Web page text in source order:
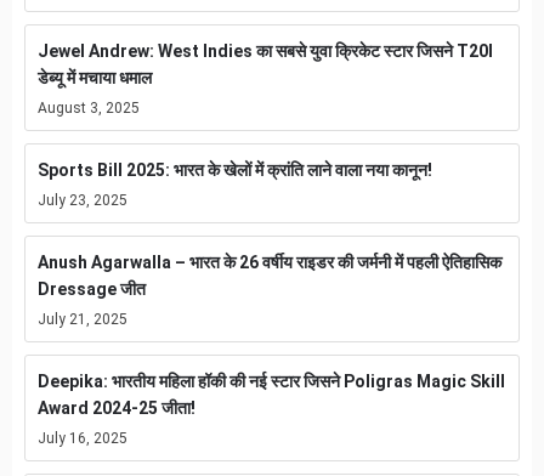
Jewel Andrew: West Indies का सबसे युवा क्रिकेट स्टार जिसने T20I
डेब्यू में मचाया धमाल
August 3, 2025
Sports Bill 2025: भारत के खेलों में क्रांति लाने वाला नया कानून!
July 23, 2025
Anush Agarwalla – भारत के 26 वर्षीय राइडर की जर्मनी में पहली ऐतिहासिक
Dressage जीत
July 21, 2025
Deepika: भारतीय महिला हॉकी की नई स्टार जिसने Poligras Magic Skill
Award 2024-25 जीता!
July 16, 2025